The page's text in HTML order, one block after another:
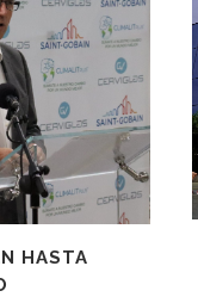
HASTA